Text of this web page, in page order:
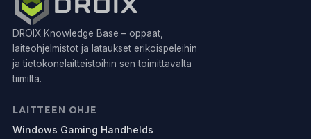
DROIX Knowledge Base – oppaat,
laiteohjelmistot ja lataukset erikoispeleihin
ja tietokonelaitteistoihin sen toimittavalta
tiimiltä.
LAITTEEN OHJE
Windows Gaming Handhelds